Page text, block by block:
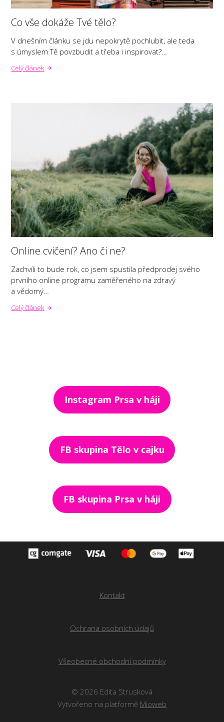
Co vše dokáže Tvé tělo?
V dnešním článku se jdu nepokrytě pochlubit, ale teda
s úmyslem Tě povzbudit a třeba i inspirovat?…
Celý článek
Online cvičení? Ano či ne?
Zachvíli to bude rok, co jsem spustila předprodej svého
prvního online programu zaměřeného na zdravý
a vědomý…
Celý článek
Instagram Prsa v háji
FB skupina Tělo v cajku
FB skupina Prsa v háji
Kontakt
Ochrana osobních údajů
Všeobecné obchodní podmínky
© 2026 Edita Strusková
Vytvořeno na platformě Mioweb